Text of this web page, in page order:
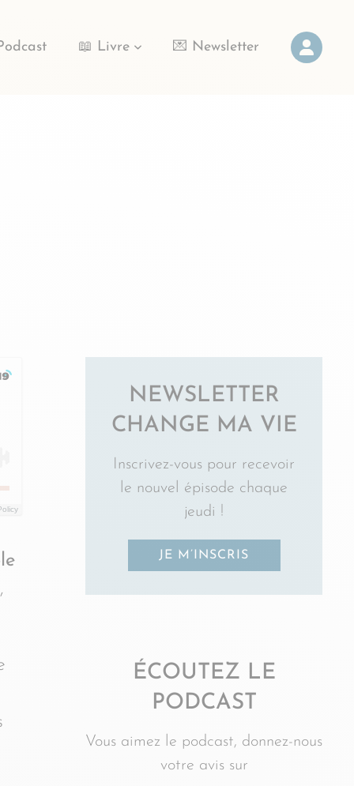
📖 Livre 💌 Newsletter
NEWSLETTER
CHANGE MA VIE
Inscrivez-vous pour recevoir
le nouvel épisode chaque
jeudi !
JE M’INSCRIS
ÉCOUTEZ LE
PODCAST
Vous aimez le podcast, donnez-nous
votre avis sur